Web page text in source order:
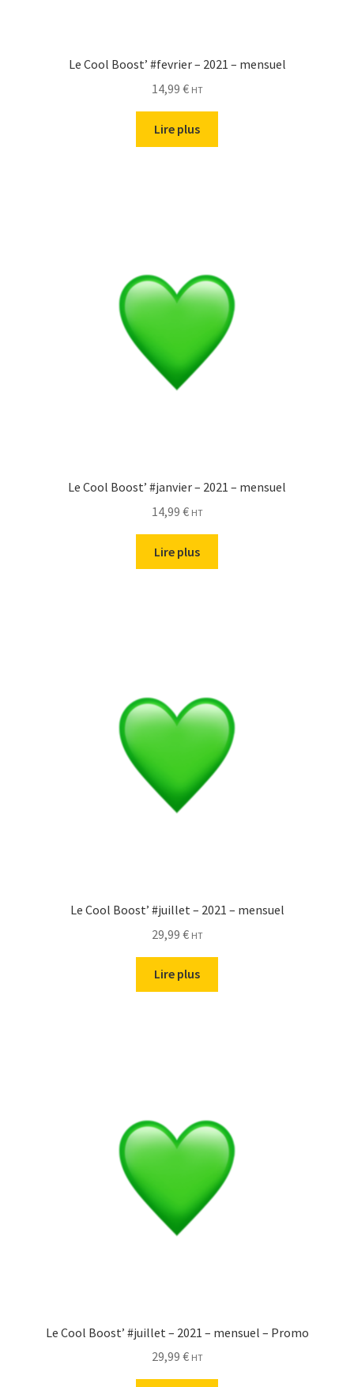
Le Cool Boost’ #fevrier – 2021 – mensuel
14,99 € HT
Lire plus
Le Cool Boost’ #janvier – 2021 – mensuel
14,99 € HT
Lire plus
Le Cool Boost’ #juillet – 2021 – mensuel
29,99 € HT
Lire plus
Le Cool Boost’ #juillet – 2021 – mensuel – Promo
29,99 € HT